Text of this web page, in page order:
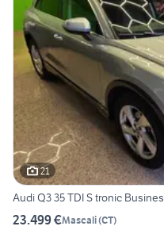
21
Audi Q3 35 TDI S tronic
23.499 €Mascali(CT)